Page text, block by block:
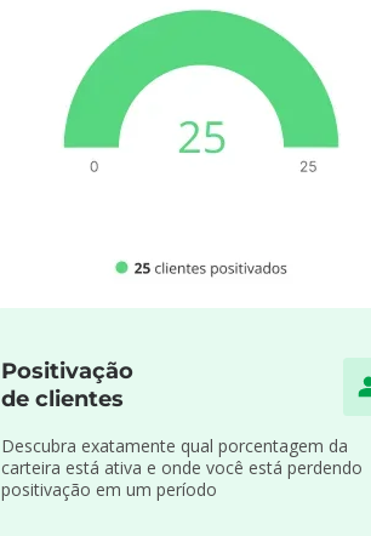
Positivação
de clientes
Descubra exatamente qual porcentagem da
carteira está ativa e onde você está perdendo
positivação em um período